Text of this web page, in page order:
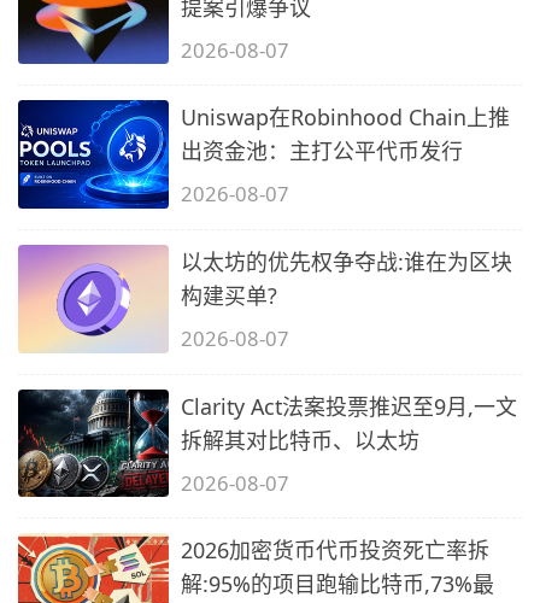
提案引爆争议
2026-08-07
Uniswap在Robinhood Chain上推
出资金池：主打公平代币发行
2026-08-07
以太坊的优先权争夺战:谁在为区块
构建买单?
2026-08-07
Clarity Act法案投票推迟至9月,一文
拆解其对比特币、以太坊
2026-08-07
2026加密货币代币投资死亡率拆
解:95%的项目跑输比特币,73%最